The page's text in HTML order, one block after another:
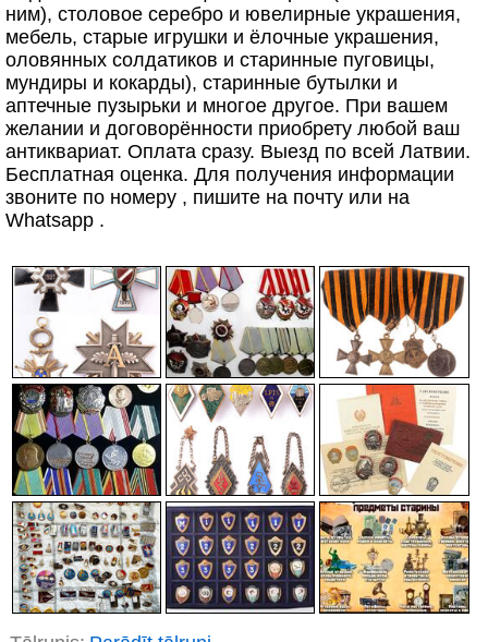
ним), столовое серебро и ювелирные украшения,
мебель, старые игрушки и ёлочные украшения,
оловянных солдатиков и старинные пуговицы,
мундиры и кокарды), старинные бутылки и
аптечные пузырьки и многое другое. При вашем
желании и договорённости приобрету любой ваш
антиквариат. Оплата сразу. Выезд по всей Латвии.
Бесплатная оценка. Для получения информации
звоните по номеру , пишите на почту или на
Whatsapp .